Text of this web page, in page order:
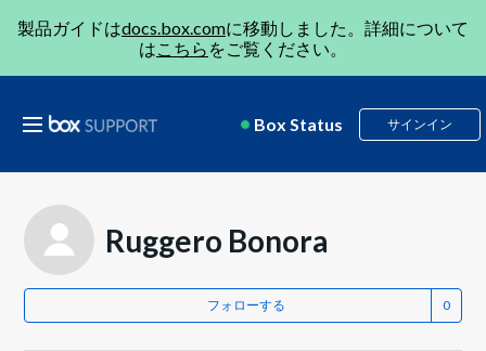
製品ガイドはdocs.box.comに移動しました。詳細について
はこちら をご覧ください。
Box Status サインイン
Ruggero Bonora
フォローする